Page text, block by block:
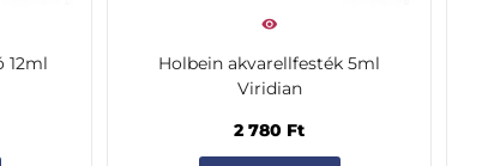
12ml
Holbein akvarellfesték 5ml
Viridian
2 780 Ft